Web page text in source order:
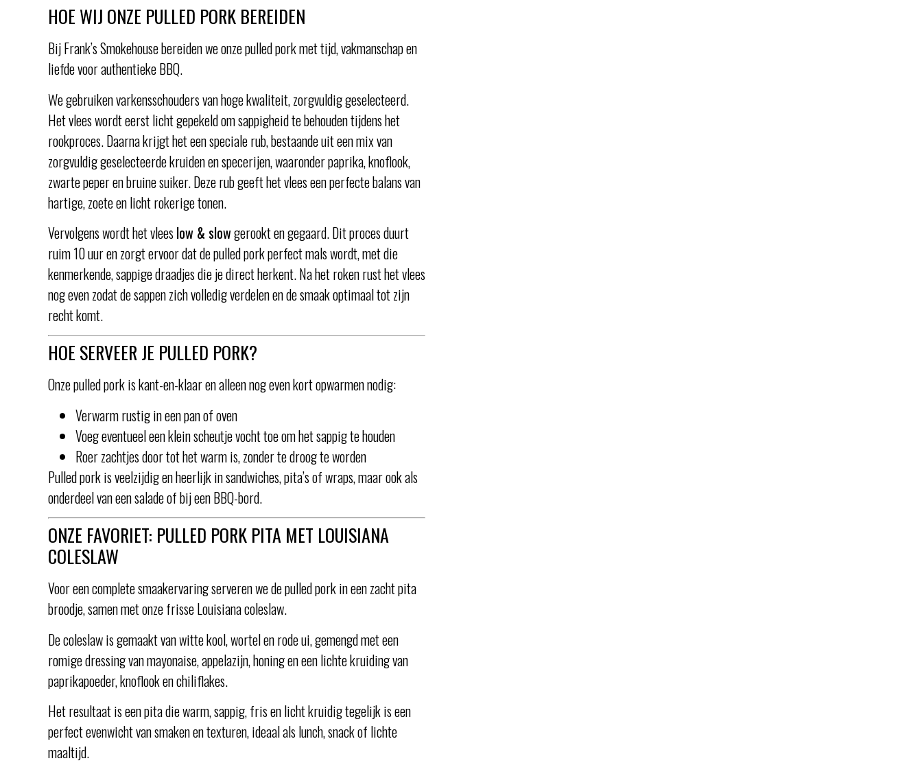
HOE WIJ ONZE PULLED PORK BEREIDEN
Bij Frank’s Smokehouse bereiden we onze pulled pork met tijd, vakmanschap en
liefde voor authentieke BBQ.
We gebruiken varkensschouders van hoge kwaliteit, zorgvuldig geselecteerd.
Het vlees wordt eerst licht gepekeld om sappigheid te behouden tijdens het
rookproces. Daarna krijgt het een speciale rub, bestaande uit een mix van
zorgvuldig geselecteerde kruiden en specerijen, waaronder paprika, knoflook,
zwarte peper en bruine suiker. Deze rub geeft het vlees een perfecte balans van
hartige, zoete en licht rokerige tonen.
Vervolgens wordt het vleeslow & slowgerookt en gegaard. Dit proces duurt
ruim 10 uur en zorgt ervoor dat de pulled pork perfect mals wordt, met die
kenmerkende, sappige draadjes die je direct herkent. Na het roken rust het vlees
nog even zodat de sappen zich volledig verdelen en de smaak optimaal tot zijn
recht komt.
HOE SERVEER JE PULLED PORK?
Onze pulled pork is kant-en-klaar en alleen nog even kort opwarmen nodig:
Verwarm rustig in een pan of oven
Voeg eventueel een klein scheutje vocht toe om het sappig te houden
Roer zachtjes door tot het warm is, zonder te droog te worden
Pulled pork is veelzijdig en heerlijk in sandwiches, pita’s of wraps, maar ook als
onderdeel van een salade of bij een BBQ-bord.
ONZE FAVORIET: PULLED PORK PITA MET LOUISIANA
COLESLAW
Voor een complete smaakervaring serveren we de pulled pork in een zacht pita
broodje, samen met onze frisse Louisiana coleslaw.
De coleslaw is gemaakt van witte kool, wortel en rode ui, gemengd met een
romige dressing van mayonaise, appelazijn, honing en een lichte kruiding van
paprikapoeder, knoflook en chiliflakes.
Het resultaat is een pita die warm, sappig, fris en licht kruidig tegelijk is een
perfect evenwicht van smaken en texturen, ideaal als lunch, snack of lichte
maaltijd.